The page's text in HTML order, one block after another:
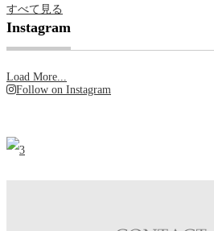
すべて見る
Instagram
Load More...
Follow on Instagram